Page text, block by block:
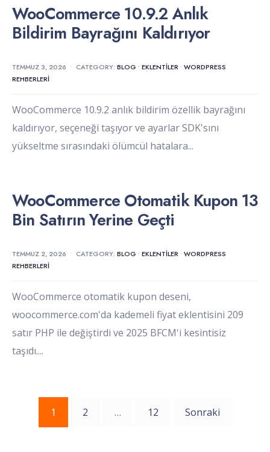
WooCommerce 10.9.2 Anlık
Bildirim Bayrağını Kaldırıyor
TEMMUZ 3, 2026 • CATEGORY: BLOG • EKLENTILER • WORDPRESS
REHBERLERI
WooCommerce 10.9.2 anlık bildirim özellik bayrağını
kaldırıyor, seçeneği taşıyor ve ayarlar SDK'sını
yükseltme sırasındaki ölümcül hatalara...
WooCommerce Otomatik Kupon 13
Bin Satırın Yerine Geçti
TEMMUZ 2, 2026 • CATEGORY: BLOG • EKLENTILER • WORDPRESS
REHBERLERI
WooCommerce otomatik kupon deseni,
woocommerce.com'da kademeli fiyat eklentisini 209
satır PHP ile değiştirdi ve 2025 BFCM'i kesintisiz
taşıdı....
1 2 … 12 Sonraki